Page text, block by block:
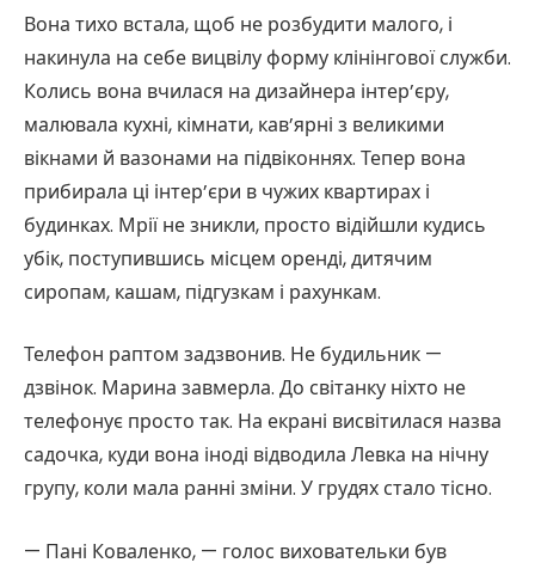
Вона тихо встала, щоб не розбудити малого, і
накинула на себе вицвілу форму клінінгової служби.
Колись вона вчилася на дизайнера інтер’єру,
малювала кухні, кімнати, кав’ярні з великими
вікнами й вазонами на підвіконнях. Тепер вона
прибирала ці інтер’єри в чужих квартирах і
будинках. Мрії не зникли, просто відійшли кудись
убік, поступившись місцем оренді, дитячим
сиропам, кашам, підгузкам і рахункам.
Телефон раптом задзвонив. Не будильник —
дзвінок. Марина завмерла. До світанку ніхто не
телефонує просто так. На екрані висвітилася назва
садочка, куди вона іноді відводила Левка на нічну
групу, коли мала ранні зміни. У грудях стало тісно.
— Пані Коваленко, — голос виховательки був